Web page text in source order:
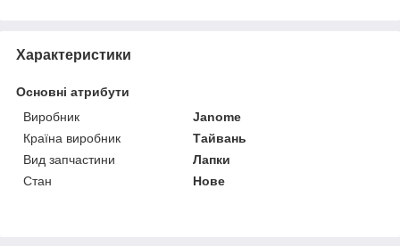
Характеристики
Основні атрибути
Виробник
Janome
Країна виробник
Тайвань
Вид запчастини
Лапки
Стан
Нове